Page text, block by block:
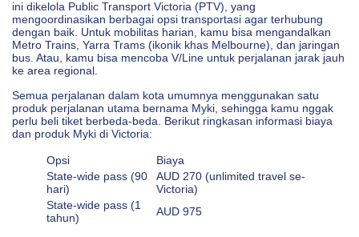
ini dikelola Public Transport Victoria (PTV), yang
mengoordinasikan berbagai opsi transportasi agar terhubung
dengan baik. Untuk mobilitas harian, kamu bisa mengandalkan
Metro Trains, Yarra Trams (ikonik khas Melbourne), dan jaringan
bus. Atau, kamu bisa mencoba V/Line untuk perjalanan jarak jauh
ke area regional.
Semua perjalanan dalam kota umumnya menggunakan satu
produk perjalanan utama bernama Myki, sehingga kamu nggak
perlu beli tiket berbeda-beda. Berikut ringkasan informasi biaya
dan produk Myki di Victoria:
Opsi
Biaya
State-wide pass (90
hari)
AUD 270 (unlimited travel se-
Victoria)
State-wide pass (1
tahun)
AUD 975